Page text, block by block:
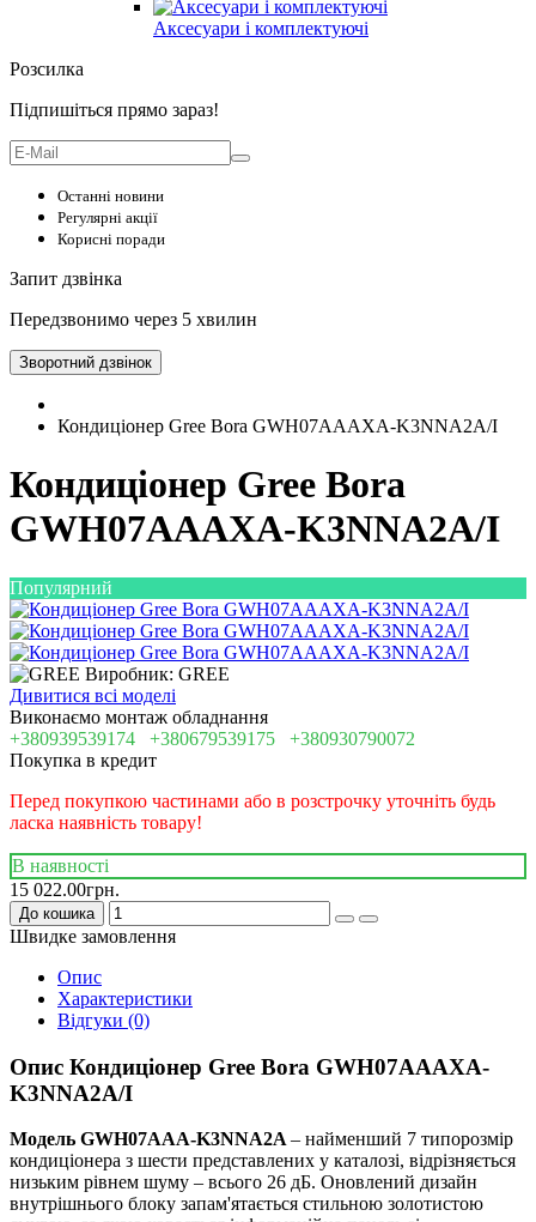
Аксесуари і комплектуючі
Розсилка
Підпишіться прямо зараз!
Останні новини
Регулярні акції
Корисні поради
Запит дзвінка
Передзвонимо через 5 хвилин
Зворотний дзвінок
Кондиціонер Gree Bora GWH07AAAXA-K3NNA2A/I
Кондиціонер Gree Bora
GWH07AAAXA-K3NNA2A/I
Популярний
Виробник: GREE
Дивитися всі моделі
Виконаємо монтаж обладнання
+380939539174 +380679539175 +380930790072
Покупка в кредит
Перед покупкою частинами або в розстрочку уточніть будь
ласка наявність товару!
В наявності
15 022.00грн.
До кошика
Швидке замовлення
Опис
Характеристики
Відгуки (0)
Опис Кондиціонер Gree Bora GWH07AAAXA-
K3NNA2A/I
Модель GWH07AAA-K3NNA2A – найменший 7 типорозмір
кондиціонера з шести представлених у каталозі, відрізняється
низьким рівнем шуму – всього 26 дБ. Оновлений дизайн
внутрішнього блоку запам'ятається стильною золотистою